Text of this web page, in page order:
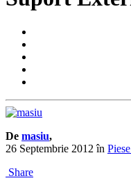
De masiu,
26 Septembrie 2012în
Share